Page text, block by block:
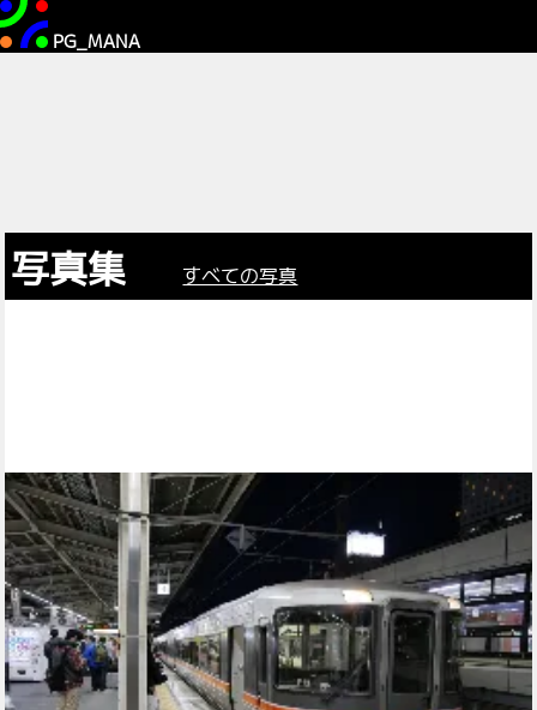
PG_MANA
写真集 すべての写真